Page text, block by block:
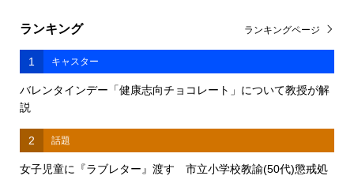
ランキング
1 キャスター
バレンタインデー「健康志向チョコレート」について教授が解
説
2 話題
女子児童に『ラブレター』渡す 市立小学校教諭(50代)懲戒処
ランキングページ